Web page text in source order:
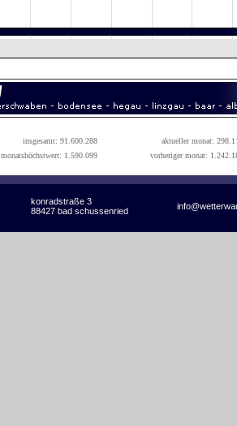
insgesamt: 91.600.288
aktueller monat:
monatshöchstwert: 1.590.099
vorheriger monat:
konradstraße 3
88427 bad schussenried